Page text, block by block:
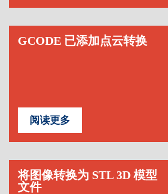
GCODE 已添加点云转换
阅读更多
将图像转换为 STL 3D 模型
文件